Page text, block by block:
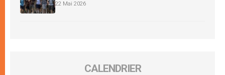
22 Mai 2026
CALENDRIER